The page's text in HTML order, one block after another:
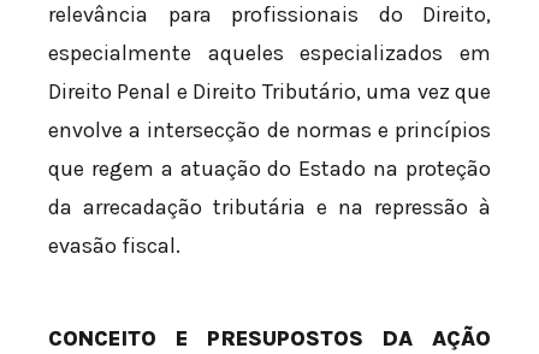
relevância para profissionais do Direito,
especialmente aqueles especializados em
Direito Penal e Direito Tributário, uma vez que
envolve a intersecção de normas e princípios
que regem a atuação do Estado na proteção
da arrecadação tributária e na repressão à
evasão fiscal.
CONCEITO E PRESUPOSTOS DA AÇÃO